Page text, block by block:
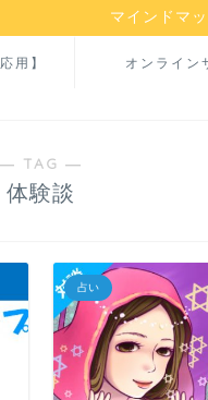
マインドマ
用】 オンライン
― TAG ―
体験談
占い